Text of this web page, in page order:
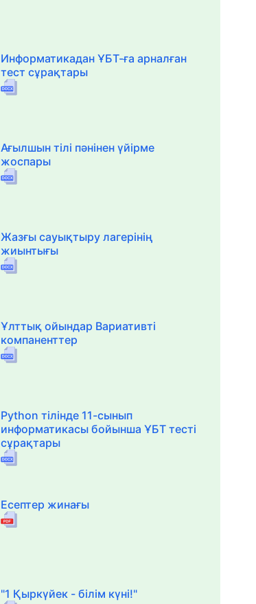
Информатикадан ҰБТ-ға арналған
тест сұрақтары
Ағылшын тілі пәнінен үйірме
жоспары
Жазғы сауықтыру лагерінің
жиынтығы
Ұлттық ойындар Вариативті
компаненттер
Python тілінде 11-сынып
информатикасы бойынша ҰБТ тесті
сұрақтары
Есептер жинағы
"1 Қыркүйек - білім күні!"